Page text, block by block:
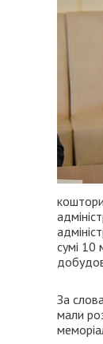
сумі 10
За
мали